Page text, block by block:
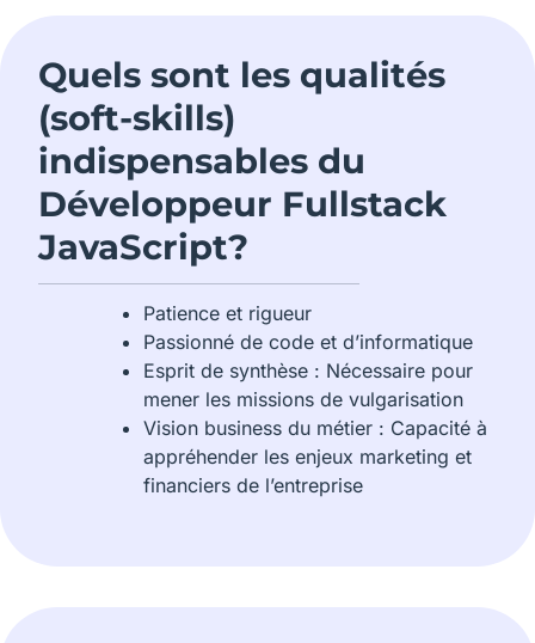
Quels sont les qualités
(soft-skills)
indispensables du
Développeur Fullstack
JavaScript?
Patience et rigueur
Passionné de code et d’informatique
Esprit de synthèse : Nécessaire pour
mener les missions de vulgarisation
Vision business du métier : Capacité à
appréhender les enjeux marketing et
financiers de l’entreprise